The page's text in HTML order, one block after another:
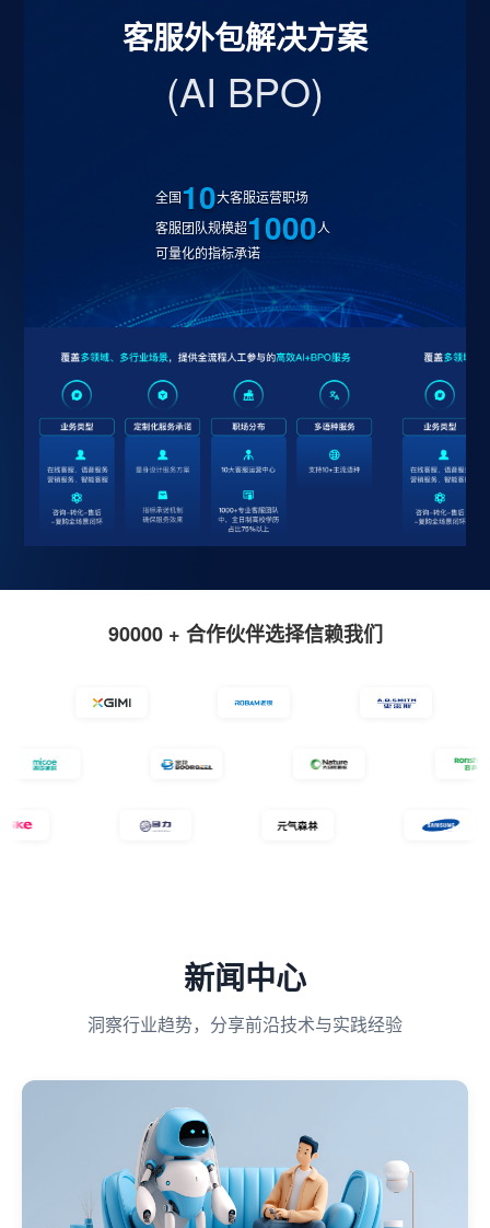
客服外包解决方案
(AI BPO)
全国10大客服运营职场
客服团队规模超1000人
可量化的指标承诺
90000 + 合作伙伴选择信赖我们
新闻中心
洞察行业趋势，分享前沿技术与实践经验